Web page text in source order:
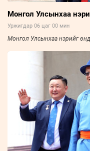
Монгол Улсынхаа
Уржигдар 06 цаг 00 мин